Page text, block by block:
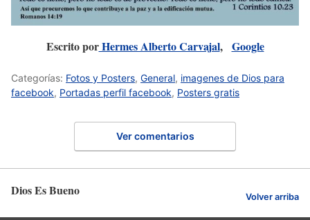
Escrito porHermes Alberto Carvajal, Google
Categorías: Fotos y Posters, General, imagenes de Dios para
facebook, Portadas perfil facebook, Posters gratis
Ver comentarios
Dios Es Bueno Volver arriba